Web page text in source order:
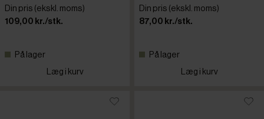
Din pris (ekskl. moms)
109,00 kr./stk.
På lager
Læg i kurv
Din pris (ekskl. moms)
87,00 kr./stk.
På lager
Læg i kurv